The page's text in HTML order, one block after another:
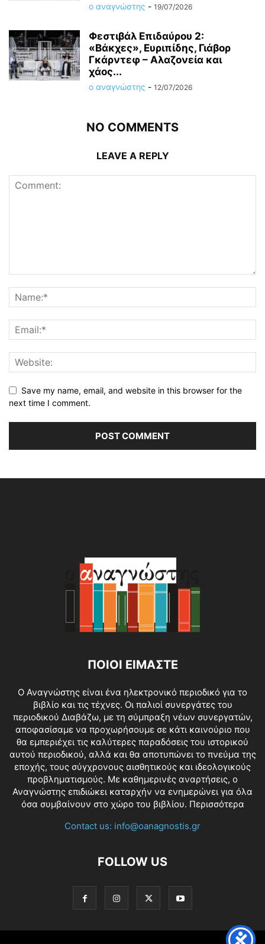
ο αναγνώστης - 19/07/2026
Φεστιβάλ Επιδαύρου 2:
«Βάκχες», Ευριπίδης, Γιάβορ
Γκάρντεφ – Αλαζονεία και
χάος...
ο αναγνώστης - 12/07/2026
NO COMMENTS
LEAVE A REPLY
Save my name, email, and website in this browser for the
next time I comment.
ΠΟΙΟΙ ΕΙΜΑΣΤΕ
O Αναγνώστης είναι ένα ηλεκτρονικό περιοδικό για το
βιβλίο και τις τέχνες. Οι παλιοί συνεργάτες του
περιοδικού Διαβάζω, με τη σύμπραξη νέων συνεργατών,
αποφασίσαμε να προχωρήσουμε σε κάτι καινούριο που
θα εμπεριέχει τις καλύτερες παραδόσεις του ιστορικού
αυτού περιοδικού, αλλά και θα αποτυπώνει το πνεύμα της
εποχής, τους σύγχρονους αισθητικούς και ιδεολογικούς
προβληματισμούς. Με καθημερινές αναρτήσεις, ο
Αναγνώστης επιδιώκει καταρχήν να ενημερώνει για όλα
όσα συμβαίνουν στο χώρο του βιβλίου. Περισσότερα
Contact us: info@oanagnostis.gr
FOLLOW US